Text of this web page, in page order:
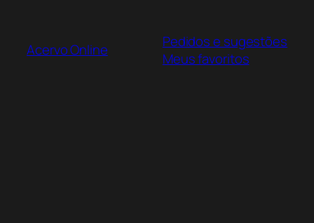
Acervo Online
Pedidos e sugestões
Meus favoritos